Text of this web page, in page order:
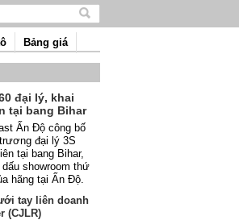
Tìm
nội
dung
Bảng giá
đại lý, khai
tại bang Bihar
Ấn Độ công bố
đại lý 3S
tại bang Bihar,
dấu showroom thứ
hãng tại Ấn Độ.
tay liên doanh
(CJLR)